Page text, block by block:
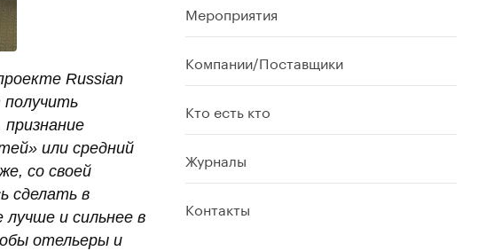
Russian
или средний
со своей
сделать в
и сильнее в
отельеры и
Мероприятия
Компании/Поставщики
Кто есть кто
Журналы
Контакты